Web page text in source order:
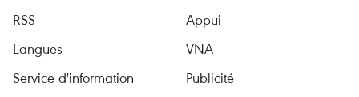
RSS
Appui
Langues
VNA
Service d'information
Publicité